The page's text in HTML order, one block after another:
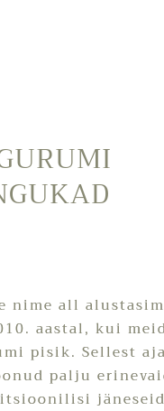
nime all
aastal, kui
pisik. Sellest
palju